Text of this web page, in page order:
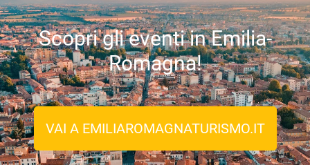
Scopri gli eventi in Emilia-
Romagna!
VAI A EMILIAROMAGNATURISMO.IT